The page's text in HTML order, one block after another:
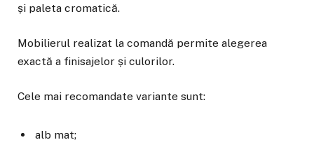
și paleta cromatică.
Mobilierul realizat la comandă permite alegerea
exactă a finisajelor și culorilor.
Cele mai recomandate variante sunt:
alb mat;